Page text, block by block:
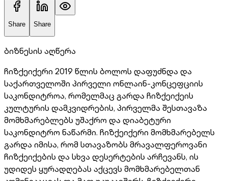
Share Share
ბიზნესის აღწერა
ჩიზქეიქერი 2019 წლის ბოლოს დაფუძნდა და
საქართველოში პირველი ონლაინ-კონცეფციის
საკონდიტროა, რომელმაც გარდა ჩიზქეიქეის
კულტურის დამკვიდრების, პირველმა შესთავაზა
მომხმარებლებს უშაქრო და დიაბეტური
საკონდიტრო ნაწარმი. ჩიზქეიქერი მომხმარებელს
გარდა იმისა, რომ სთავაზობს მრავალფეროვანი
ჩიზქეიქების და სხვა დესერტების არჩევანს, ის
უდიდეს ყურადღებას აქცევს მომხმარებელთან